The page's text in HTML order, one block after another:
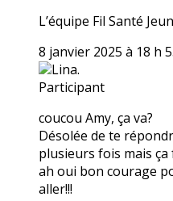
L’équipe Fil Santé
8 janvier 2025 à 18 h
Lina.
Participant
coucou Amy, ça va?
Désolée de te
plusieurs fois mais
ah oui bon courage
aller!!!